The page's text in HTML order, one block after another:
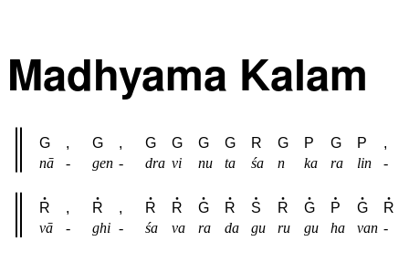
Madhyama Kalam
G , G , G G G G R G P G P
,
nā
- gen - dra vi nu ta śa n ka ra lin -
R , R , R R G R S R G P G
R
vā
- ghi - śa va ra da gu ru gu ha van -